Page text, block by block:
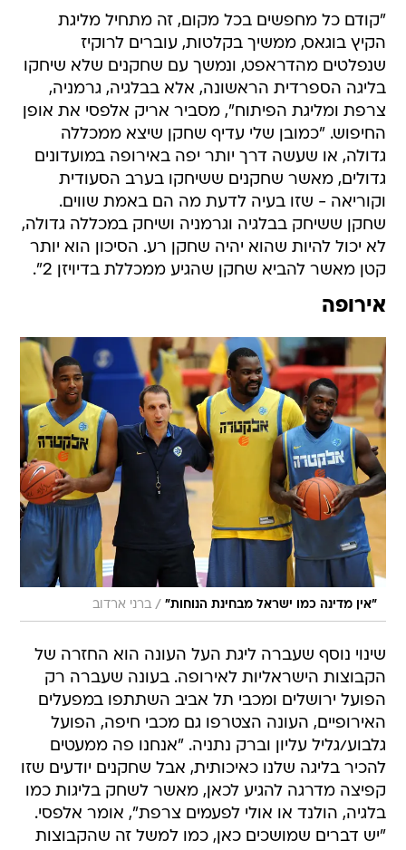
"קודם כל מחפשים בכל מקום, זה מתחיל מליגת
הקיץ בוגאס, ממשיך בקלטות, עוברים לרוקיז
שנפלטים מהדראפט, ונמשך עם שחקנים שלא שיחקו
בליגה הספרדית הראשונה, אלא בבלגיה, גרמניה,
צרפת ומליגת הפיתוח", מסביר אריק אלפסי את אופן
החיפוש. "כמובן שלי עדיף שחקן שיצא ממכללה
גדולה, או שעשה דרך יותר יפה באירופה במועדונים
גדולים, מאשר שחקנים ששיחקו בערב הסעודית
וקוריאה - שזו בעיה לדעת מה הם באמת שווים.
שחקן ששיחק בבלגיה וגרמניה ושיחק במכללה גדולה,
לא יכול להיות שהוא יהיה שחקן רע. הסיכון הוא יותר
קטן מאשר להביא שחקן שהגיע ממכללת בדיויזן 2".
אירופה
"אין מדינה כמו ישראל מבחינת הנוחות" / ברני ארדוב
שינוי נוסף שעברה ליגת העל העונה הוא החזרה של
הקבוצות הישראליות לאירופה. בעונה שעברה רק
הפועל ירושלים ומכבי תל אביב השתתפו במפעלים
האירופיים, העונה הצטרפו גם מכבי חיפה, הפועל
גלבוע/גליל עליון וברק נתניה. "אנחנו פה ממעטים
להכיר בליגה שלנו כאיכותית, אבל שחקנים יודעים שזו
קפיצה מדרגה להגיע לכאן, מאשר לשחק בליגות כמו
בלגיה, הולנד או אולי לפעמים צרפת", אומר אלפסי.
"יש דברים שמושכים כאן, כמו למשל זה שהקבוצות